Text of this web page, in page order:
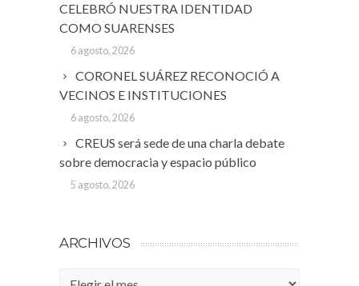
CELEBRÓ NUESTRA IDENTIDAD
COMO SUARENSES
6 agosto, 2026
CORONEL SUÁREZ RECONOCIÓ A
VECINOS E INSTITUCIONES
6 agosto, 2026
CREUS será sede de una charla debate
sobre democracia y espacio público
5 agosto, 2026
ARCHIVOS
Archivos